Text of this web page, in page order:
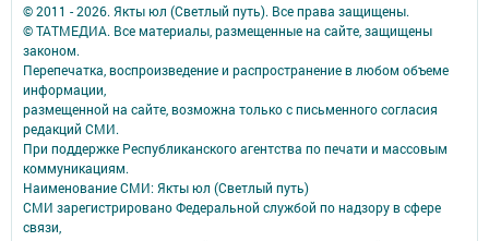
© 2011 - 2026. Якты юл (Светлый путь). Все права защищены.
© ТАТМЕДИА. Все материалы, размещенные на сайте, защищены
законом.
Перепечатка, воспроизведение и распространение в любом объеме
информации,
размещенной на сайте, возможна только с письменного согласия
редакций СМИ.
При поддержке Республиканского агентства по печати и массовым
коммуникациям.
Наименование СМИ: Якты юл (Светлый путь)
СМИ зарегистрировано Федеральной службой по надзору в сфере
связи,